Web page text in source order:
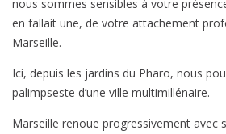
nous sommes sensibles à votre
en fallait une, de votre attachement
Marseille.
Ici, depuis les jardins du Pharo, nous
palimpseste d’une ville multimillénaire.
Marseille renoue progressivement avec